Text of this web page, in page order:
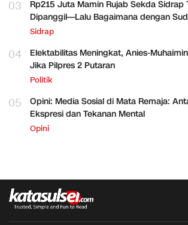
03
Rp215 Juta Mamin Rujab Sekda Sidrap
Dipanggil—Lalu Bagaimana dengan
Sidrap
04
Elektabilitas Meningkat, Anies-
Jika Pilpres 2 Putaran
Politik
05
Opini: Media Sosial di Mata Remaja:
Ekspresi dan Tekanan Mental
Opini